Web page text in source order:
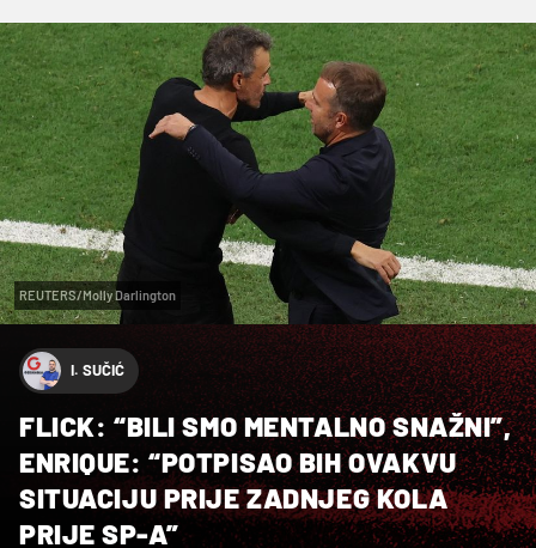
REUTERS/Molly Darlington
I. SUČIĆ
FLICK: “BILI SMO MENTALNO SNAŽNI”,
ENRIQUE: “POTPISAO BIH OVAKVU
SITUACIJU PRIJE ZADNJEG KOLA
PRIJE SP-A”